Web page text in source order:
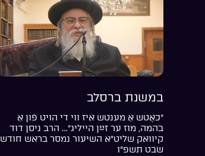
במשנת ברסלב
“כאָטש אַ מענטש איז ווי די הויט פֿון אַ
בהמה, מוז ער זײַן הייליג”… הרב ניסן דוד
קיוואק שליט”א השיעור נמסר בראש חודש
שבט תשפ”ו